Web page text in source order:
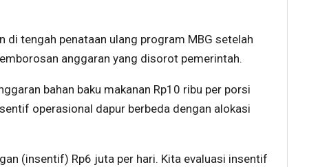
di tengah penataan ulang program MBG setelah
anggaran yang disorot pemerintah.
bahan baku makanan Rp10 ribu per porsi
operasional dapur berbeda dengan alokasi
(insentif) Rp6 juta per hari. Kita evaluasi insentif